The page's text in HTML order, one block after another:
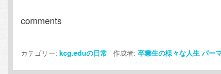
comments
カテゴリー:kcg.eduの日常 作成者:卒業生の様々な人生 パー